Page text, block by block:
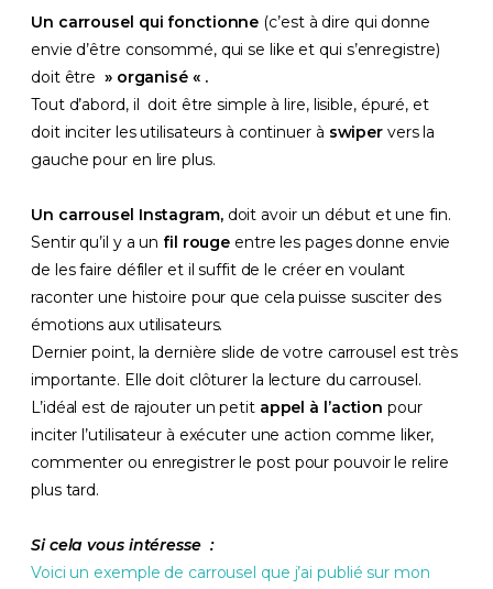
Un carrousel qui fonctionne (c’est à dire qui donne
envie d’être consommé, qui se like et qui s’enregistre)
doit être » organisé « .
Tout d’abord, il doit être simple à lire, lisible, épuré, et
doit inciter les utilisateurs à continuer à swiper vers la
gauche pour en lire plus.
Un carrousel Instagram,doit avoir un début et une fin.
Sentir qu’il y a un fil rouge entre les pages donne envie
de les faire défiler et il suffit de le créer en voulant
raconter une histoire pour que cela puisse susciter des
émotions aux utilisateurs.
Dernier point, la dernière slide de votre carrousel est très
importante. Elle doit clôturer la lecture du carrousel.
L’idéal est de rajouter un petit appel à l’action pour
inciter l’utilisateur à exécuter une action comme liker,
commenter ou enregistrer le post pour pouvoir le relire
plus tard.
Si cela vous intéresse :
Voici un exemple de carrousel que j’ai publié sur mon